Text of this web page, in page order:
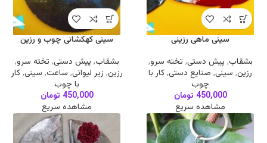
سینی ماهی رزینی
بشقاب, پیش دستی, تخته سرو,
رزین, سینی, صنایع دستی,کار با
چوب
450,000 تومان
مشاهده سریع
سینی کهکشانی چوب و رزین
بشقاب, پیش دستی, تخته سرو,
رزین, زیر لیوانی, ساعت, سینی,کار
با چوب
450,000 تومان
مشاهده سریع